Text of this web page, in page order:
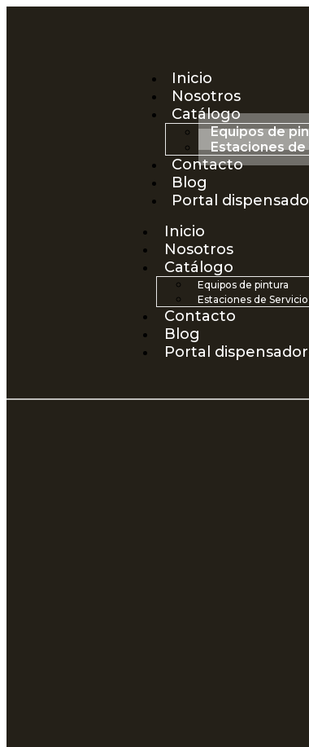
Inicio
Nosotros
Catálogo
Equipos de
Estaciones de
Contacto
Blog
Portal
Inicio
Nosotros
Catálogo
Equipos de pintura
Estaciones de Servicio
Contacto
Blog
Portal